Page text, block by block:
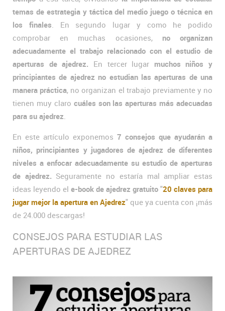
temas de estrategia y táctica del medio juego o técnica en
los finales. En segundo lugar y como he podido
comprobar en muchas ocasiones, no organizan
adecuadamente el trabajo relacionado con el estudio de
aperturas de ajedrez. En tercer lugar muchos niños y
principiantes de ajedrez no estudian las aperturas de una
manera práctica, no organizan el trabajo previamente y no
tienen muy claro cuáles son las aperturas más adecuadas
para su ajedrez.
En este artículo exponemos 7 consejos que ayudarán a
niños, principiantes y jugadores de ajedrez de diferentes
niveles a enfocar adecuadamente su estudio de aperturas
de ajedrez. Seguramente no estaría mal ampliar estas
ideas leyendo el e-book de ajedrez gratuito "20 claves para
jugar mejor la apertura en Ajedrez" que ya cuenta con ¡más
de 24.000 descargas!
CONSEJOS PARA ESTUDIAR LAS
APERTURAS DE AJEDREZ